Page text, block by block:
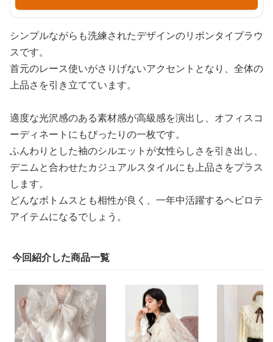
シンプルながらも洗練されたデザインのリボンタイブラウ
スです。
首元のレース使いがさりげないアクセントとなり、全体の
上品さを引き立てています。
適度な光沢感のある素材感が高級感を演出し、オフィスコ
ーディネートにもぴったりの一枚です。
ふんわりとした袖のシルエットが女性らしさを引き出し、
デニムと合わせたカジュアルスタイルにも上品さをプラス
します。
どんなボトムスとも相性が良く、一年中活躍するヘビロテ
アイテムになるでしょう。
今回紹介した商品一覧